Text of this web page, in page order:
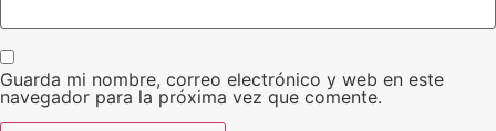
Guarda mi nombre, correo electrónico y web en este
navegador para la próxima vez que comente.